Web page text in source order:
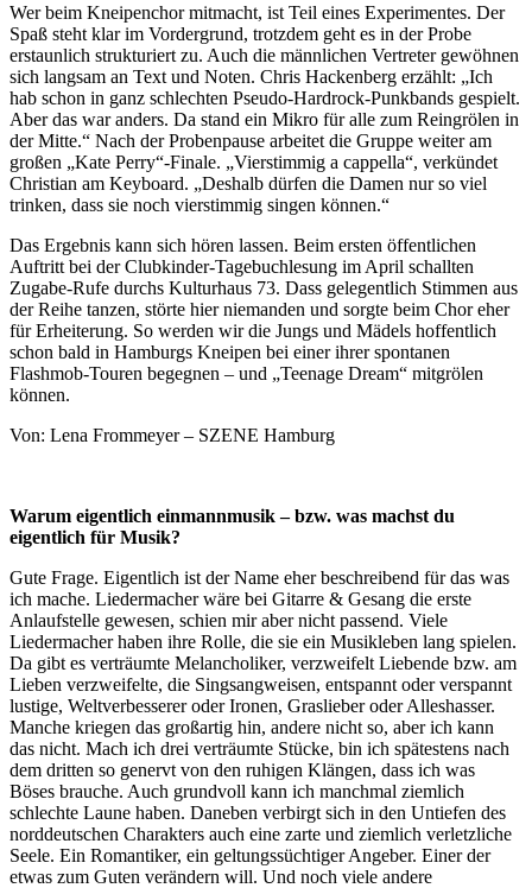
Wer beim Kneipenchor mitmacht, ist Teil eines Experimentes. Der
Spaß steht klar im Vordergrund, trotzdem geht es in der Probe
erstaunlich strukturiert zu. Auch die männlichen Vertreter gewöhnen
sich langsam an Text und Noten. Chris Hackenberg erzählt: „Ich
hab schon in ganz schlechten Pseudo-Hardrock-Punkbands gespielt.
Aber das war anders. Da stand ein Mikro für alle zum Reingrölen in
der Mitte.“ Nach der Probenpause arbeitet die Gruppe weiter am
großen „Kate Perry“-Finale. „Vierstimmig a cappella“, verkündet
Christian am Keyboard. „Deshalb dürfen die Damen nur so viel
trinken, dass sie noch vierstimmig singen können.“
Das Ergebnis kann sich hören lassen. Beim ersten öffentlichen
Auftritt bei der Clubkinder-Tagebuchlesung im April schallten
Zugabe-Rufe durchs Kulturhaus 73. Dass gelegentlich Stimmen aus
der Reihe tanzen, störte hier niemanden und sorgte beim Chor eher
für Erheiterung. So werden wir die Jungs und Mädels hoffentlich
schon bald in Hamburgs Kneipen bei einer ihrer spontanen
Flashmob-Touren begegnen – und „Teenage Dream“ mitgrölen
können.
Von: Lena Frommeyer – SZENE Hamburg
Warum eigentlich einmannmusik – bzw. was machst du
eigentlich für Musik?
Gute Frage. Eigentlich ist der Name eher beschreibend für das was
ich mache. Liedermacher wäre bei Gitarre & Gesang die erste
Anlaufstelle gewesen, schien mir aber nicht passend. Viele
Liedermacher haben ihre Rolle, die sie ein Musikleben lang spielen.
Da gibt es verträumte Melancholiker, verzweifelt Liebende bzw. am
Lieben verzweifelte, die Singsangweisen, entspannt oder verspannt
lustige, Weltverbesserer oder Ironen, Graslieber oder Alleshasser.
Manche kriegen das großartig hin, andere nicht so, aber ich kann
das nicht. Mach ich drei verträumte Stücke, bin ich spätestens nach
dem dritten so genervt von den ruhigen Klängen, dass ich was
Böses brauche. Auch grundvoll kann ich manchmal ziemlich
schlechte Laune haben. Daneben verbirgt sich in den Untiefen des
norddeutschen Charakters auch eine zarte und ziemlich verletzliche
Seele. Ein Romantiker, ein geltungssüchtiger Angeber. Einer der
etwas zum Guten verändern will. Und noch viele andere